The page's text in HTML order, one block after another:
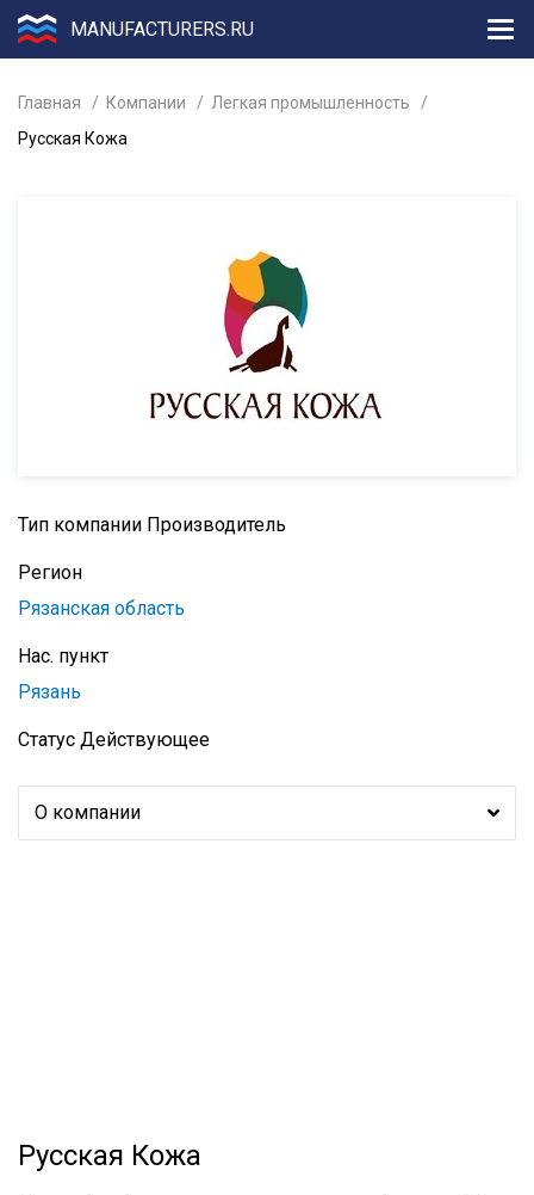
MANUFACTURERS.RU
Главная Компании
Легкая промышленность
Русская Кожа
Тип компании Производитель
Регион
Рязанская область
Нас. пункт
Рязань
Статус Действующее
О компании
Русская Кожа